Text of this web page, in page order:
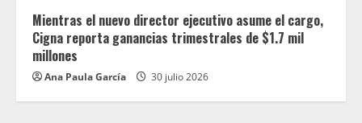
Mientras el nuevo director ejecutivo asume el cargo,
Cigna reporta ganancias trimestrales de $1.7 mil
millones
Ana Paula García 30 julio 2026